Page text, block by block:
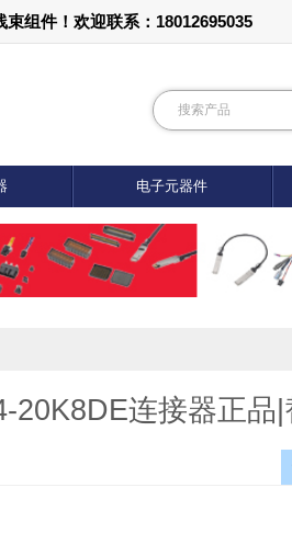
组件！欢迎联系：18012695035
电子元器件
20K8DE连接器正品|